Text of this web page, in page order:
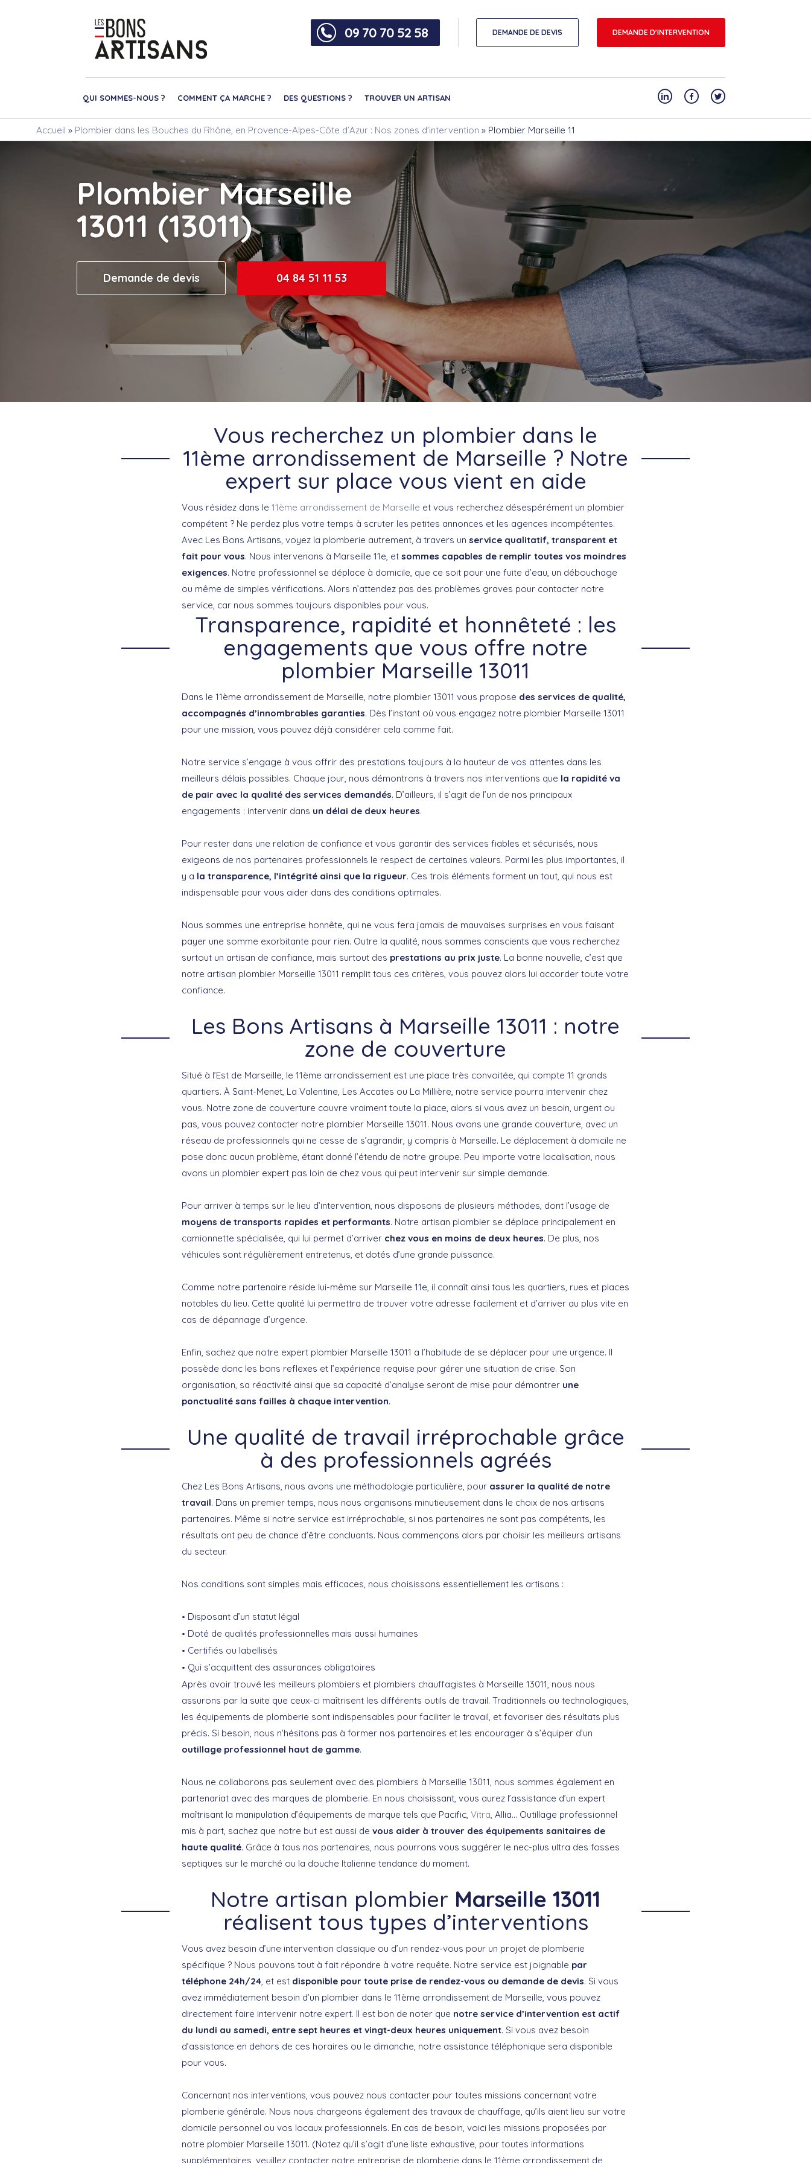
09 70 70 52 58 DEMANDE DE DEVIS DEMANDE D'INTERVENTION
QUI SOMMES-NOUS ? COMMENT ÇA MARCHE ? DES QUESTIONS ? TROUVER UN ARTISAN
Accueil » Plombier dans les Bouches du Rhône, en Provence-Alpes-Côte d’Azur : Nos zones d’intervention » Plombier Marseille 11
Plombier Marseille
13011 (13011)
Demande de devis 04 84 51 11 53
Vous recherchez un plombier dans le
11ème arrondissement de Marseille ? Notre
expert sur place vous vient en aide
Vous résidez dans le 11ème arrondissement de Marseille et vous recherchez désespérément un plombier
compétent ? Ne perdez plus votre temps à scruter les petites annonces et les agences incompétentes.
Avec Les Bons Artisans, voyez la plomberie autrement, à travers un service qualitatif, transparent et
fait pour vous. Nous intervenons à Marseille 11e, et sommes capables de remplir toutes vos moindres
exigences. Notre professionnel se déplace à domicile, que ce soit pour une fuite d’eau, un débouchage
ou même de simples vérifications. Alors n’attendez pas des problèmes graves pour contacter notre
service, car nous sommes toujours disponibles pour vous.
Transparence, rapidité et honnêteté : les
engagements que vous offre notre
plombier Marseille 13011
Dans le 11ème arrondissement de Marseille, notre plombier 13011 vous propose des services de qualité,
accompagnés d’innombrables garanties. Dès l’instant où vous engagez notre plombier Marseille 13011
pour une mission, vous pouvez déjà considérer cela comme fait.
Notre service s’engage à vous offrir des prestations toujours à la hauteur de vos attentes dans les
meilleurs délais possibles. Chaque jour, nous démontrons à travers nos interventions que la rapidité va
de pair avec la qualité des services demandés. D’ailleurs, il s’agit de l’un de nos principaux
engagements : intervenir dans un délai de deux heures.
Pour rester dans une relation de confiance et vous garantir des services fiables et sécurisés, nous
exigeons de nos partenaires professionnels le respect de certaines valeurs. Parmi les plus importantes, il
y a la transparence, l’intégrité ainsi que la rigueur. Ces trois éléments forment un tout, qui nous est
indispensable pour vous aider dans des conditions optimales.
Nous sommes une entreprise honnête, qui ne vous fera jamais de mauvaises surprises en vous faisant
payer une somme exorbitante pour rien. Outre la qualité, nous sommes conscients que vous recherchez
surtout un artisan de confiance, mais surtout des prestations au prix juste. La bonne nouvelle, c’est que
notre artisan plombier Marseille 13011 remplit tous ces critères, vous pouvez alors lui accorder toute votre
confiance.
Les Bons Artisans à Marseille 13011 : notre
zone de couverture
Situé à l’Est de Marseille, le 11ème arrondissement est une place très convoitée, qui compte 11 grands
quartiers. À Saint-Menet, La Valentine, Les Accates ou La Millière, notre service pourra intervenir chez
vous. Notre zone de couverture couvre vraiment toute la place, alors si vous avez un besoin, urgent ou
pas, vous pouvez contacter notre plombier Marseille 13011. Nous avons une grande couverture, avec un
réseau de professionnels qui ne cesse de s’agrandir, y compris à Marseille. Le déplacement à domicile ne
pose donc aucun problème, étant donné l’étendu de notre groupe. Peu importe votre localisation, nous
avons un plombier expert pas loin de chez vous qui peut intervenir sur simple demande.
Pour arriver à temps sur le lieu d’intervention, nous disposons de plusieurs méthodes, dont l’usage de
moyens de transports rapides et performants. Notre artisan plombier se déplace principalement en
camionnette spécialisée, qui lui permet d’arriver chez vous en moins de deux heures. De plus, nos
véhicules sont régulièrement entretenus, et dotés d’une grande puissance.
Comme notre partenaire réside lui-même sur Marseille 11e, il connaît ainsi tous les quartiers, rues et places
notables du lieu. Cette qualité lui permettra de trouver votre adresse facilement et d’arriver au plus vite en
cas de dépannage d’urgence.
Enfin, sachez que notre expert plombier Marseille 13011 a l’habitude de se déplacer pour une urgence. Il
possède donc les bons reflexes et l’expérience requise pour gérer une situation de crise. Son
organisation, sa réactivité ainsi que sa capacité d’analyse seront de mise pour démontrer une
ponctualité sans failles à chaque intervention.
Une qualité de travail irréprochable grâce
à des professionnels agréés
Chez Les Bons Artisans, nous avons une méthodologie particulière, pour assurer la qualité de notre
travail. Dans un premier temps, nous nous organisons minutieusement dans le choix de nos artisans
partenaires. Même si notre service est irréprochable, si nos partenaires ne sont pas compétents, les
résultats ont peu de chance d’être concluants. Nous commençons alors par choisir les meilleurs artisans
du secteur.
Nos conditions sont simples mais efficaces, nous choisissons essentiellement les artisans :
Disposant d’un statut légal
Doté de qualités professionnelles mais aussi humaines
Certifiés ou labellisés
Qui s’acquittent des assurances obligatoires
Après avoir trouvé les meilleurs plombiers et plombiers chauffagistes à Marseille 13011, nous nous
assurons par la suite que ceux-ci maîtrisent les différents outils de travail. Traditionnels ou technologiques,
les équipements de plomberie sont indispensables pour faciliter le travail, et favoriser des résultats plus
précis. Si besoin, nous n’hésitons pas à former nos partenaires et les encourager à s’équiper d’un
outillage professionnel haut de gamme.
Nous ne collaborons pas seulement avec des plombiers à Marseille 13011, nous sommes également en
partenariat avec des marques de plomberie. En nous choisissant, vous aurez l’assistance d’un expert
maîtrisant la manipulation d’équipements de marque tels que Pacific, Vitra, Allia… Outillage professionnel
mis à part, sachez que notre but est aussi de vous aider à trouver des équipements sanitaires de
haute qualité. Grâce à tous nos partenaires, nous pourrons vous suggérer le nec-plus ultra des fosses
septiques sur le marché ou la douche Italienne tendance du moment.
Notre artisan plombier Marseille 13011
réalisent tous types d’interventions
Vous avez besoin d’une intervention classique ou d’un rendez-vous pour un projet de plomberie
spécifique ? Nous pouvons tout à fait répondre à votre requête. Notre service est joignable par
téléphone 24h/24, et est disponible pour toute prise de rendez-vous ou demande de devis. Si vous
avez immédiatement besoin d’un plombier dans le 11ème arrondissement de Marseille, vous pouvez
directement faire intervenir notre expert. Il est bon de noter que notre service d’intervention est actif
du lundi au samedi, entre sept heures et vingt-deux heures uniquement. Si vous avez besoin
d’assistance en dehors de ces horaires ou le dimanche, notre assistance téléphonique sera disponible
pour vous.
Concernant nos interventions, vous pouvez nous contacter pour toutes missions concernant votre
plomberie générale. Nous nous chargeons également des travaux de chauffage, qu’ils aient lieu sur votre
domicile personnel ou vos locaux professionnels. En cas de besoin, voici les missions proposées par
notre plombier Marseille 13011. (Notez qu’il s’agit d’une liste exhaustive, pour toutes informations
supplémentaires, veuillez contacter notre entreprise de plomberie dans le 11ème arrondissement de